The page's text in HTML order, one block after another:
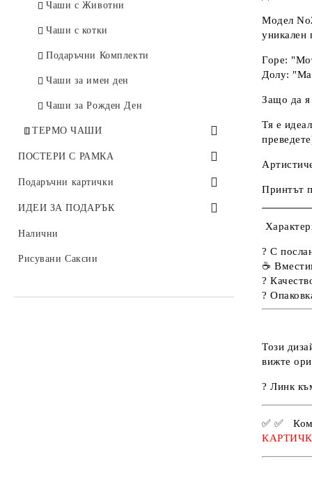
Чаши с Животни
Чаши с котки
Подаръчни Комплекти
Чаши за имен ден
Чаши за Рожден Ден
ТЕРМО ЧАШИ
Термо Чаши със Зодии
ПОСТЕРИ С РАМКА
Постери за Семейство с Рамка
Постери за Баба и Дядо с Рамка
Персонализирани Постери с Рамка (с
Бебешки Визитки с Рамка
Подаръчни картички
Картички с шевици
Картички за празник
Картички за Рожден Ден
ИДЕИ ЗА ПОДАРЪК
ПОДАРЪЦИ ПО ПОВОД
Подаръци за Дипломиране и
Подарък за рожден ден
ПОДАРЪЦИ ЗА
Налични
Рисувани Саксии
Модел
уникален
Горе:
Долу:
Защо да я
Тя е
Принтът
?С
☕
?
?
Този
вижте
? Линк
✅✅